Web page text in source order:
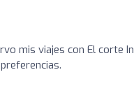
mis viajes con El corte